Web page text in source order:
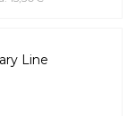
Line